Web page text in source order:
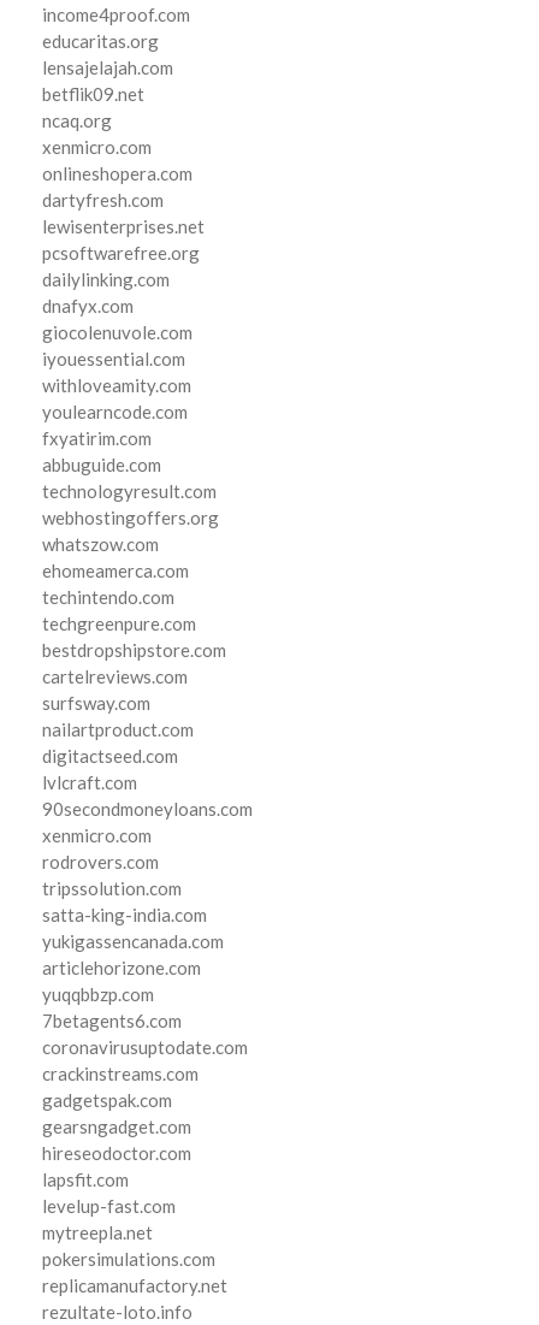
income4proof.com
educaritas.org
lensajelajah.com
betflik09.net
ncaq.org
xenmicro.com
onlineshopera.com
dartyfresh.com
lewisenterprises.net
pcsoftwarefree.org
dailylinking.com
dnafyx.com
giocolenuvole.com
iyouessential.com
withloveamity.com
youlearncode.com
fxyatirim.com
abbuguide.com
technologyresult.com
webhostingoffers.org
whatszow.com
ehomeamerca.com
techintendo.com
techgreenpure.com
bestdropshipstore.com
cartelreviews.com
surfsway.com
nailartproduct.com
digitactseed.com
lvlcraft.com
90secondmoneyloans.com
xenmicro.com
rodrovers.com
tripssolution.com
satta-king-india.com
yukigassencanada.com
articlehorizone.com
yuqqbbzp.com
7betagents6.com
coronavirusuptodate.com
crackinstreams.com
gadgetspak.com
gearsngadget.com
hireseodoctor.com
lapsfit.com
levelup-fast.com
mytreepla.net
pokersimulations.com
replicamanufactory.net
rezultate-loto.info